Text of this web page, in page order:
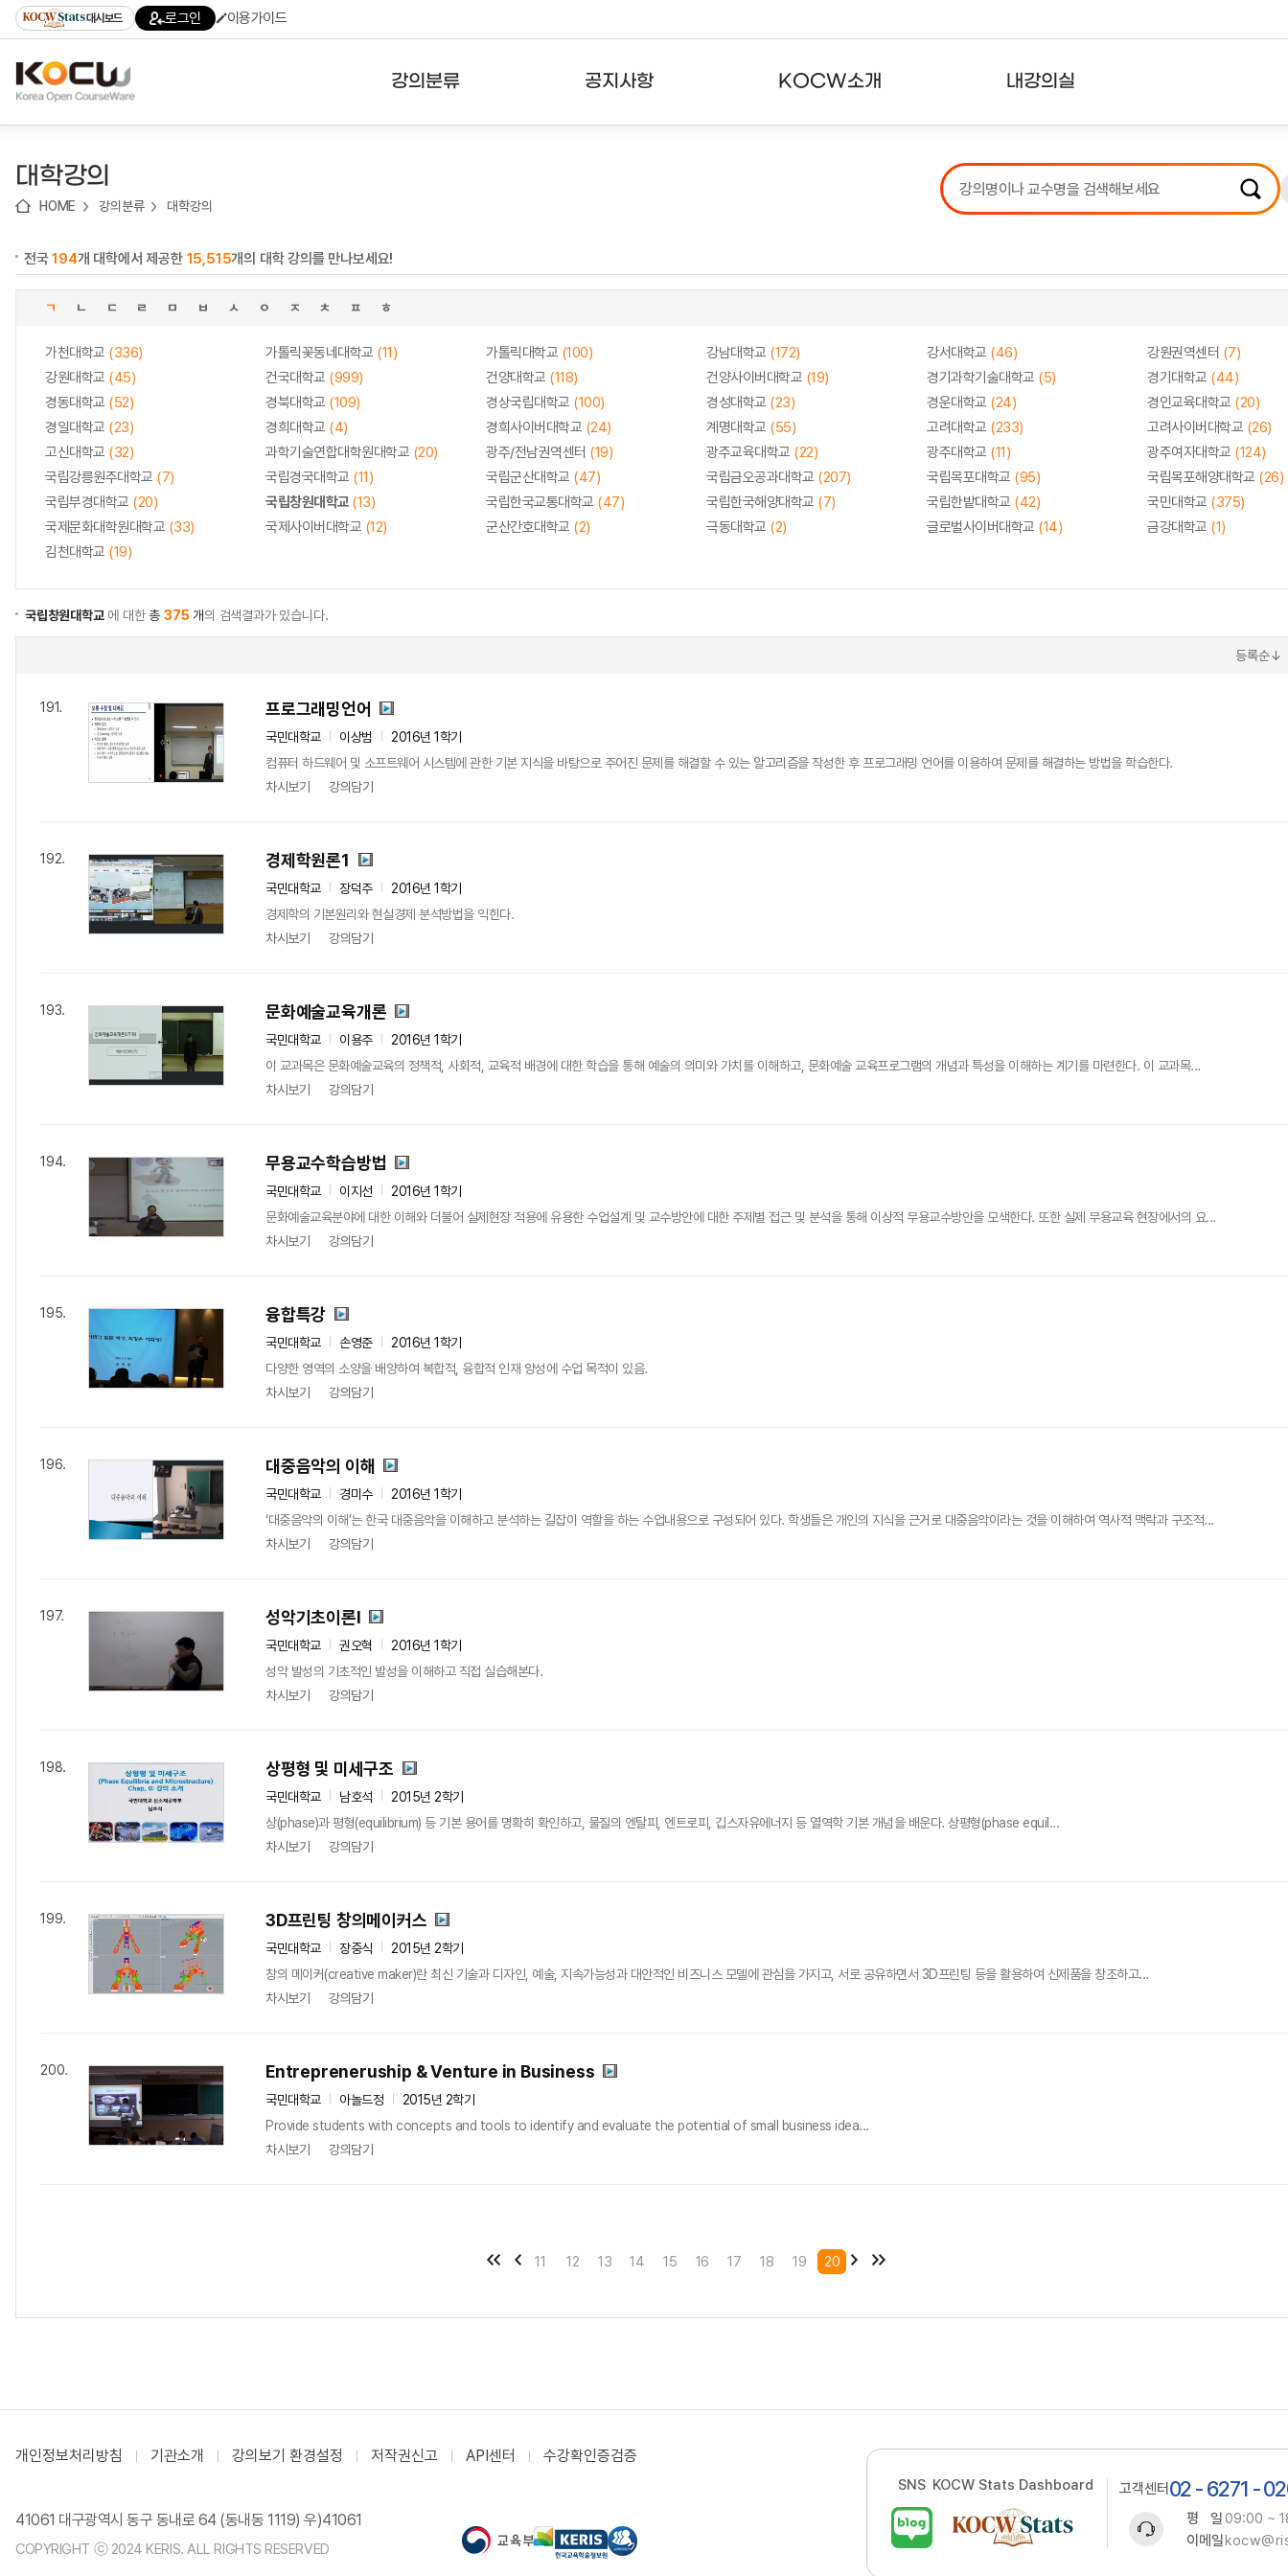
기
기
기
content)
가
대시보드 로그인 이용가이드
강의분류 공지사항 KOCW소개 내강의실
강의리스트
수강확인증강의
대학강의
HOME 강의분류 대학강의
전국194개 대학에서 제공한 15,515개의 대학 강의를 만나보세요!
ㄱ ㄴ ㄷ ㄹ ㅁ ㅂ ㅅ ㅇ ㅈ ㅊ ㅍ ㅎ
가천대학교 (336) 가톨릭꽃동네대학교 (11) 가톨릭대학교 (100) 강남대학교 (172) 강서대학교 (46) 강원권역센터 (7)
강원대학교 (45) 건국대학교 (999) 건양대학교 (118) 건양사이버대학교 (19) 경기과학기술대학교 (5) 경기대학교 (44)
경동대학교 (52) 경북대학교 (109) 경상국립대학교 (100) 경성대학교 (23) 경운대학교 (24) 경인교육대학교 (20)
경일대학교 (23) 경희대학교 (4) 경희사이버대학교 (24) 계명대학교 (55) 고려대학교 (233) 고려사이버대학교 (26)
고신대학교 (32) 과학기술연합대학원대학교 (20) 광주/전남권역센터 (19) 광주교육대학교 (22) 광주대학교 (11) 광주여자대학교 (124)
국립강릉원주대학교 (7) 국립경국대학교 (11) 국립군산대학교 (47) 국립금오공과대학교 (207) 국립목포대학교 (95) 국립목포해양대학교 (26)
국립부경대학교 (20) 국립창원대학교(13) 국립한국교통대학교 (47) 국립한국해양대학교 (7) 국립한밭대학교 (42) 국민대학교 (375)
국제문화대학원대학교 (33) 국제사이버대학교 (12) 군산간호대학교 (2) 극동대학교 (2) 글로벌사이버대학교 (14) 금강대학교 (1)
김천대학교 (19)
국립창원대학교에 대한총375 개의 검색결과가 있습니다.
등록순↓
191. 프로그래밍언어
국민대학교 이상범
2016년 1학기
컴퓨터 하드웨어 및 소프트웨어 시스템에 관한 기본 지식을 바탕으로 주어진 문제를 해결할 수 있는 알고리즘을 작성한 후 프로그래밍 언어를 이용하여 문제를 해결하는 방법을 학습한다.
차시보기
강의담기
192. 경제학원론1
국민대학교 장덕주
2016년 1학기
경제학의 기본원리와 현실경제 분석방법을 익힌다.
차시보기
강의담기
193. 문화예술교육개론
국민대학교 이용주
2016년 1학기
이 교과목은 문화예술교육의 정책적, 사회적, 교육적 배경에 대한 학습을 통해 예술의 의미와 가치를 이해하고, 문화예술 교육프로그램의 개념과 특성을 이해하는 계기를 마련한다. 이 교과목...
차시보기
강의담기
194. 무용교수학습방법
국민대학교 이지선
2016년 1학기
문화예술교육분야에 대한 이해와 더불어 실제현장 적용에 유용한 수업설계 및 교수방안에 대한 주제별 접근 및 분석을 통해 이상적 무용교수방안을 모색한다. 또한 실제 무용교육 현장에서의 요...
차시보기
강의담기
195. 융합특강
국민대학교 손영준
2016년 1학기
다양한 영역의 소양을 배양하여 복합적, 융합적 인재 양성에 수업 목적이 있음.
차시보기
강의담기
196. 대중음악의 이해
국민대학교 경미수
2016년 1학기
‘대중음악의 이해’는 한국 대중음악을 이해하고 분석하는 길잡이 역할을 하는 수업내용으로 구성되어 있다. 학생들은 개인의 지식을 근거로 대중음악이라는 것을 이해하여 역사적 맥락과 구조적...
차시보기
강의담기
197. 성악기초이론I
국민대학교 권오혁
2016년 1학기
성악 발성의 기초적인 발성을 이해하고 직접 실습해본다.
차시보기
강의담기
198. 상평형 및 미세구조
국민대학교 남호석
2015년 2학기
상(phase)과 평형(equilibrium) 등 기본 용어를 명확히 확인하고, 물질의 엔탈피, 엔트로피, 깁스자유에너지 등 열역학 기본 개념을 배운다. 상평형(phase equil...
차시보기
강의담기
199. 3D프린팅 창의메이커스
국민대학교 장중식
2015년 2학기
창의 메이커(creative maker)란 최신 기술과 디자인, 예술, 지속가능성과 대안적인 비즈니스 모델에 관심을 가지고, 서로 공유하면서 3D프린팅 등을 활용하여 신제품을 창조하고...
차시보기
강의담기
200. Entrepreneruship & Venture in Business
국민대학교 아놀드정
2015년 2학기
Provide students with concepts and tools to identify and evaluate the potential of small business idea...
차시보기
강의담기
11 12 13 14 15 16 17 18 19 20
개인정보처리방침 기관소개 강의보기 환경설정 저작권신고 API센터 수강확인증검증
41061 대구광역시 동구 동내로 64 (동내동 1119) 우)41061
COPYRIGHT ⓒ 2024 KERIS. ALL RIGHTS RESERVED
SNS KOCW Stats Dashboard 고객센터 02 - 6271 -
평 일09:00 ~
이메일